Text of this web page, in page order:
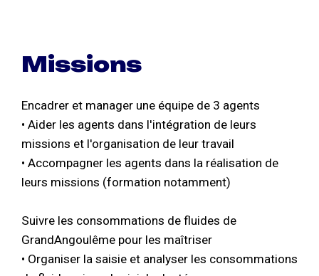
Missions
Encadrer et manager une équipe de 3 agents
• Aider les agents dans l'intégration de leurs
missions et l'organisation de leur travail
• Accompagner les agents dans la réalisation de
leurs missions (formation notamment)
Suivre les consommations de fluides de
GrandAngoulême pour les maîtriser
• Organiser la saisie et analyser les consommations